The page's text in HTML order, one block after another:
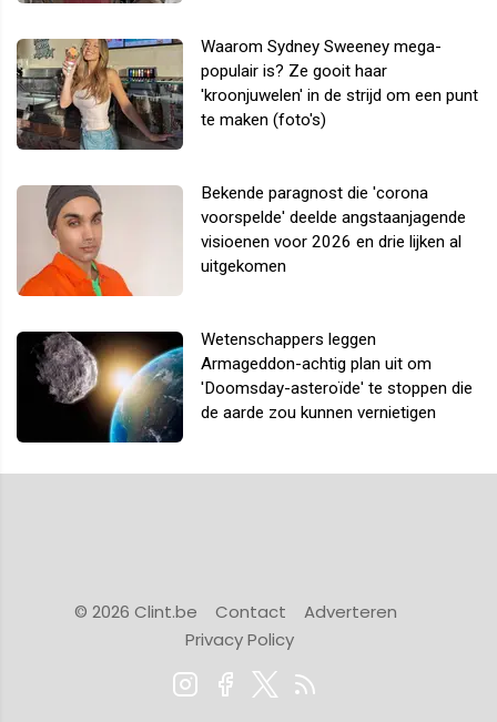
Waarom Sydney Sweeney mega-
populair is? Ze gooit haar
'kroonjuwelen' in de strijd om een punt
te maken (foto's)
Bekende paragnost die 'corona
voorspelde' deelde angstaanjagende
visioenen voor 2026 en drie lijken al
uitgekomen
Wetenschappers leggen
Armageddon-achtig plan uit om
'Doomsday-asteroïde' te stoppen die
de aarde zou kunnen vernietigen
© 2026 Clint.be Contact
Adverteren
Privacy Policy